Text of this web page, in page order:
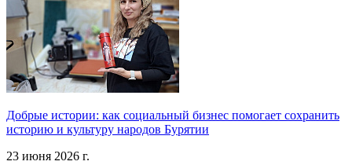
Добрые истории: как социальный бизнес помогает сохранить
историю и культуру народов Бурятии
23 июня 2026 г.